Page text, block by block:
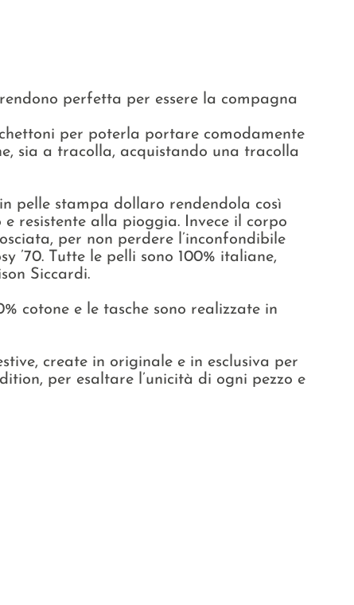
perfetta per essere la compagna
per poterla portare comodamente
sia a tracolla, acquistando una tracolla
pelle stampa dollaro rendendola così
resistente alla pioggia. Invece il corpo
per non perdere l’inconfondibile
’70. Tutte le pelli sono 100% italiane,
Siccardi.
cotone e le tasche sono realizzate in
create in originale e in esclusiva per
per esaltare l’unicità di ogni pezzo e